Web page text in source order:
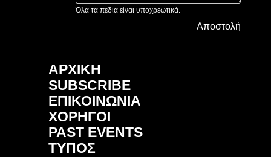
Όλα τα πεδία είναι υποχρεωτικά.
Αποστολή
ΑΡΧΙΚΗ
SUBSCRIBE
ΕΠΙΚΟΙΝΩΝΙΑ
ΧΟΡΗΓΟΙ
PAST EVENTS
ΤΥΠΟΣ